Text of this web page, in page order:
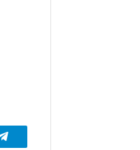
Telegram